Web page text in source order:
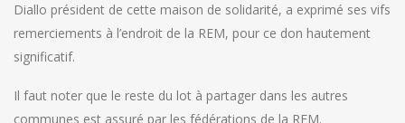
Diallo président de cette maison de solidarité, a exprimé ses vifs
remerciements à l’endroit de la REM, pour ce don hautement
significatif.
Il faut noter que le reste du lot à partager dans les autres
communes est assuré par les fédérations de la REM.